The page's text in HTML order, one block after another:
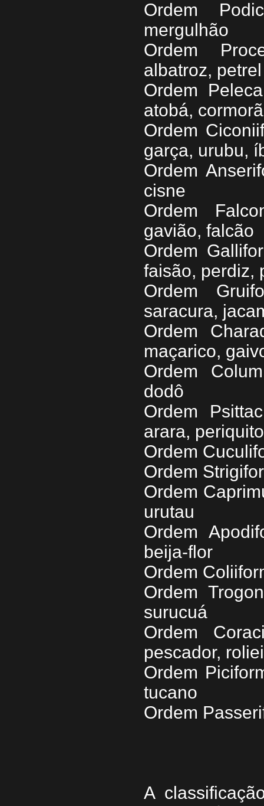
Ordem
mergulhão
Ordem
albatroz, petrel
Ordem
atobá,
Ordem
garça, urubu,
Ordem
cisne
Ordem
gavião, falcão
Ordem
faisão, perdiz,
Ordem
saracura,
Ordem
maçarico,
Ordem
dodô
Ordem
arara,
Ordem
Ordem
Ordem
urutau
Ordem
beija-flor
Ordem
Ordem
surucuá
Ordem
pescador,
Ordem
tucano
Ordem
A